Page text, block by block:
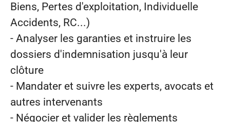
Biens, Pertes d'exploitation, Individuelle
Accidents, RC...)
- Analyser les garanties et instruire les
dossiers d'indemnisation jusqu'à leur
clôture
- Mandater et suivre les experts, avocats et
autres intervenants
- Négocier et valider les règlements